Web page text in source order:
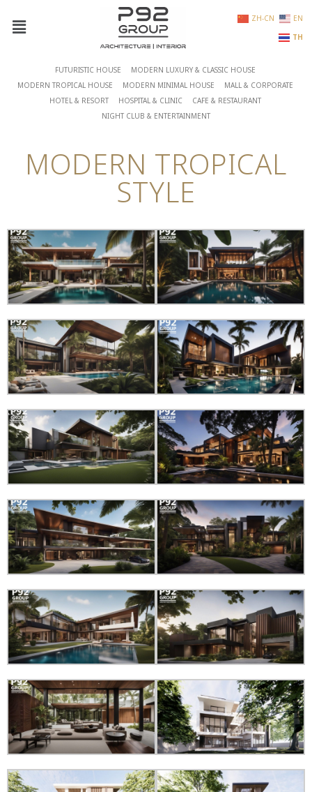
ZH-CN
EN
TH
FUTURISTIC HOUSE
MODERN LUXURY & CLASSIC HOUSE
MODERN TROPICAL HOUSE
MODERN MINIMAL HOUSE
MALL & CORPORATE
HOTEL & RESORT
HOSPITAL & CLINIC
CAFE & RESTAURANT
NIGHT CLUB & ENTERTAINMENT
MODERN TROPICAL
STYLE